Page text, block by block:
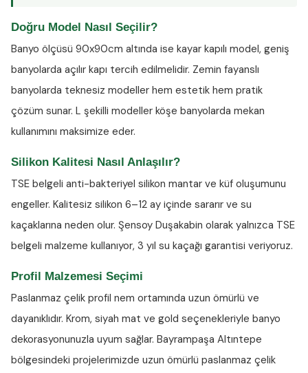
Doğru Model Nasıl Seçilir?
Banyo ölçüsü 90x90cm altında ise kayar kapılı model, geniş
banyolarda açılır kapı tercih edilmelidir. Zemin fayanslı
banyolarda teknesiz modeller hem estetik hem pratik
çözüm sunar. L şekilli modeller köşe banyolarda mekan
kullanımını maksimize eder.
Silikon Kalitesi Nasıl Anlaşılır?
TSE belgeli anti-bakteriyel silikon mantar ve küf oluşumunu
engeller. Kalitesiz silikon 6–12 ay içinde sararır ve su
kaçaklarına neden olur. Şensoy Duşakabin olarak yalnızca TSE
belgeli malzeme kullanıyor, 3 yıl su kaçağı garantisi veriyoruz.
Profil Malzemesi Seçimi
Paslanmaz çelik profil nem ortamında uzun ömürlü ve
dayanıklıdır. Krom, siyah mat ve gold seçenekleriyle banyo
dekorasyonunuzla uyum sağlar. Bayrampaşa Altıntepe
bölgesindeki projelerimizde uzun ömürlü paslanmaz çelik